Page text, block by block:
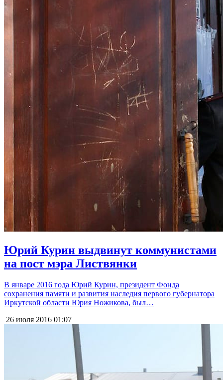
Юрий Курин выдвинут коммунистами
на пост мэра Листвянки
В январе 2016 года Юрий Курин, президент Фонда
сохранения памяти и развития наследия первого губернатора
Иркутской области Юрия Ножикова, был…
26 июля 2016 01:07